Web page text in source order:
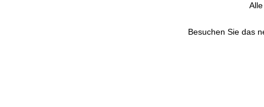
Besuchen Sie das